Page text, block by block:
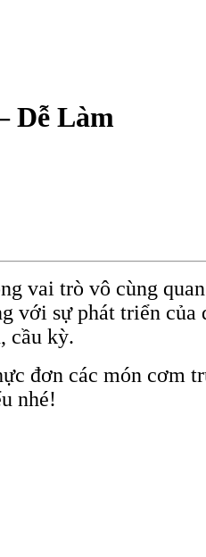
Dễ Làm
vai trò vô cùng
với sự phát triển
cầu kỳ.
đơn các món cơm
nhé!